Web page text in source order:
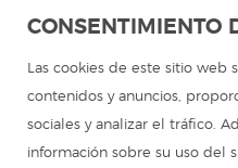
Campamentos de verano
CONSENTIMIENTO
Las cookies de este sitio web
contenidos y anuncios,
sociales y analizar el tráfico.
información sobre su uso del